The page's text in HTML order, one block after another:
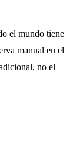
el mundo tiene
manual en el
no el